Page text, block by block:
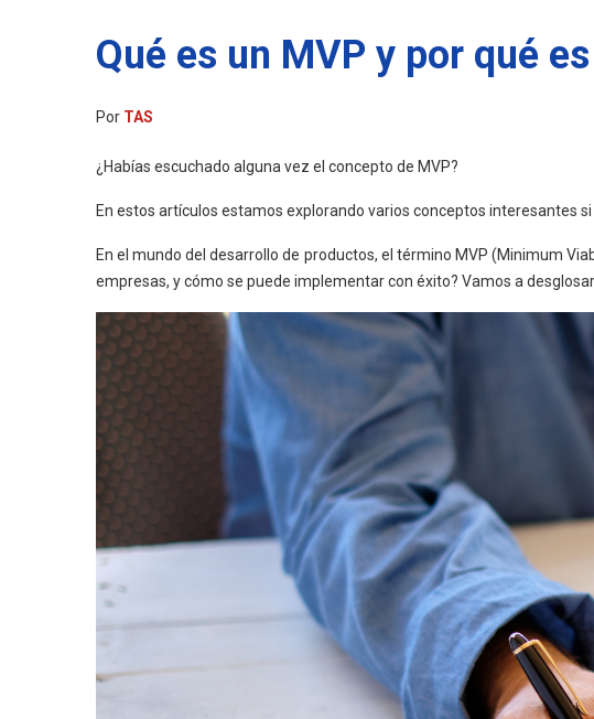
Qué es un MVP y por qué
Por TAS
¿Habías escuchado alguna vez el concepto de MVP?
En estos artículos estamos explorando varios conceptos interesantes
En el mundo del desarrollo de productos, el término MVP (Minimum
empresas, y cómo se puede implementar con éxito? Vamos a